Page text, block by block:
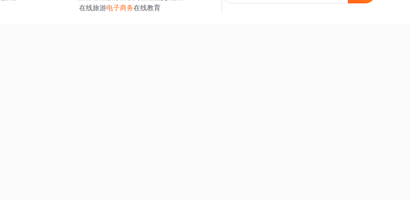
在线旅游电子商务在线教育